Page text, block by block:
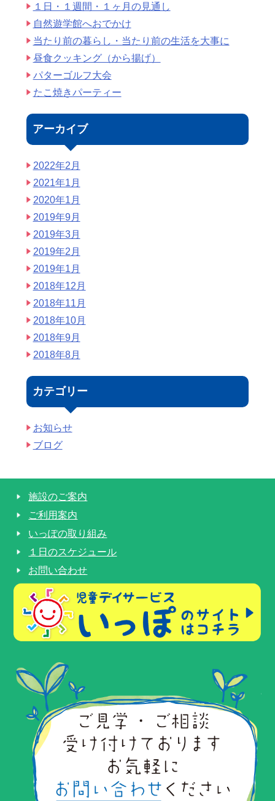
１日・１週間・１ヶ月の見通し
自然遊学館へおでかけ
当たり前の暮らし・当たり前の生活を大事に
昼食クッキング（から揚げ）
パターゴルフ大会
たこ焼きパーティー
アーカイブ
2022年2月
2021年1月
2020年1月
2019年9月
2019年3月
2019年2月
2019年1月
2018年12月
2018年11月
2018年10月
2018年9月
2018年8月
カテゴリー
お知らせ
ブログ
施設のご案内
ご利用案内
いっぽの取り組み
１日のスケジュール
お問い合わせ